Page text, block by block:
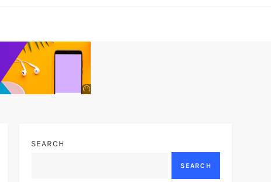
SEARCH
SEARCH